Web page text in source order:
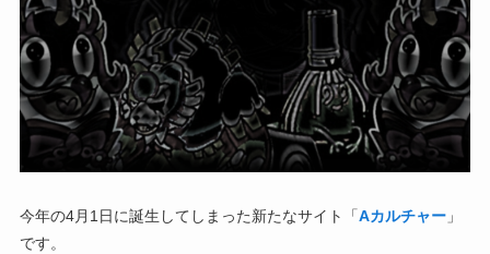
今年の4月1日に誕生してしまった新たなサイト「Aカルチャー」
です。